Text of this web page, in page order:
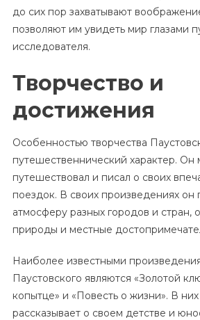
до сих пор захватывают
позволяют им увидеть мир глазами
исследователя.
Творчество и
достижения
Особенностью творчества
путешественнический характер. Он
путешествовал и писал о своих
поездок. В своих произведениях он
атмосферу разных городов и стран,
природы и местные
Наиболее известными
Паустовского являются «Золотой
копытце» и «Повесть о жизни». В них
рассказывает о своем детстве и